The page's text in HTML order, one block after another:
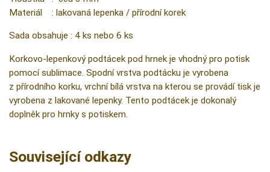
Materiál : lakovaná lepenka / přírodní korek
Sada obsahuje : 4 ks nebo 6 ks
Korkovo-lepenkový podtácek pod hrnek je vhodný pro potisk
pomocí sublimace. Spodní vrstva podtácku je vyrobena
z přírodního korku, vrchní bílá vrstva na kterou se provádí tisk je
vyrobena z lakované lepenky. Tento podtácek je dokonalý
doplněk pro hrnky s potiskem.
Související odkazy